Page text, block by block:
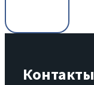
Контакты